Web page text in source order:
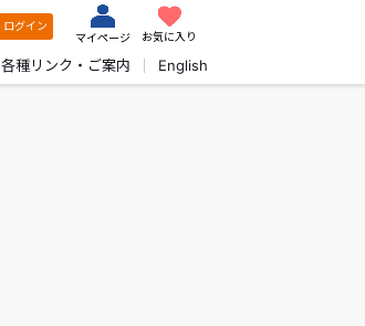
ログイン
マイページ
お気に入り
各種リンク・ご案内 English